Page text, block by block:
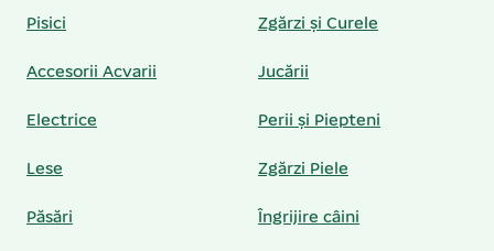
Pisici Zgărzi și Curele
Accesorii Acvarii Jucării
Electrice Perii și Piepteni
Lese Zgărzi Piele
Păsări Îngrijire câini